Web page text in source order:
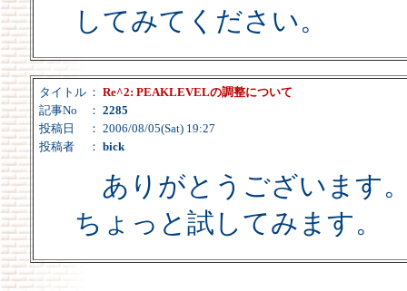
してみてください。
タイトル ： Re^2: PEAKLEVELの調整について
記事No
： 2285
投稿日
： 2006/08/05(Sat) 19:27
投稿者
： bick
ありがとうございます
ちょっと試してみます。